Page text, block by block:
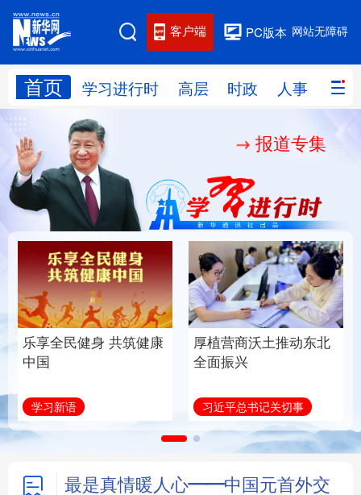
网站无障碍
PC版本
客户端
首页 学习进行时 高层 时政 人事 国际
网站地图
学习进行时 人事
国际 财经 网评
思客智库 全球连线 教育
科技 科创 量子 体育
文化 书画 健康 军事
访谈 视频 图片 政务
信息化 数字经济
学术中国 乡村振兴 银龄 溯源中国
报道专集
乐享全民健身 共筑健康
中国
学习新语
厚植营商沃土推动东北
全面振兴
习近平总书记关切事
最是真情暖人心——中国元首外交